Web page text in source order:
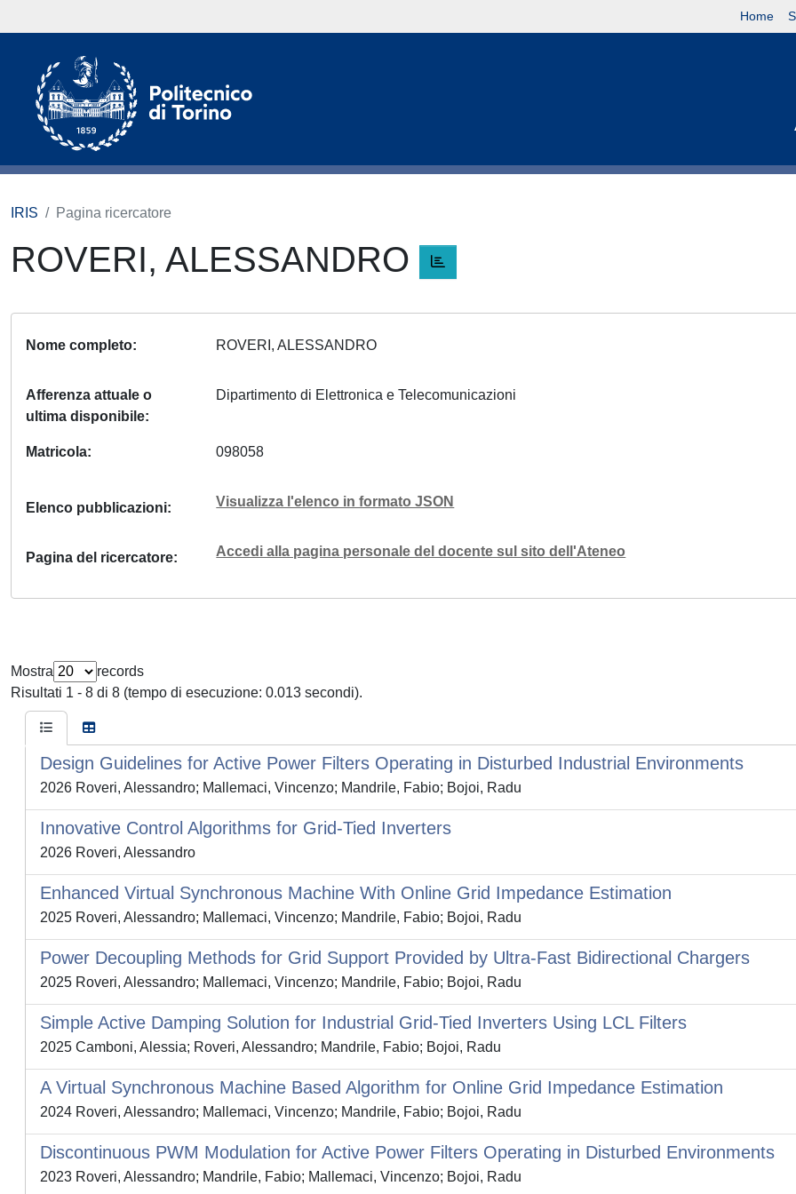
Home
IRIS Pagina ricercatore
ROVERI, ALESSANDRO
Nome completo ROVERI, ALESSANDRO
Afferenza attuale o
ultima disponibile
Dipartimento di Elettronica e Telecomunicazioni
Matricola 098058
Elenco pubblicazioni Visualizza l'elenco in formato JSON
Pagina del ricercatore Accedi alla pagina personale del docente sul sito dell'Ateneo
Mostra
records
Risultati 1 - 8 di 8 (tempo di esecuzione: 0.013 secondi).
Design Guidelines for Active Power Filters Operating in Disturbed Industrial Environments
2026 Roveri, Alessandro; Mallemaci, Vincenzo; Mandrile, Fabio; Bojoi, Radu
Innovative Control Algorithms for Grid-Tied Inverters
2026 Roveri, Alessandro
Enhanced Virtual Synchronous Machine With Online Grid Impedance Estimation
2025 Roveri, Alessandro; Mallemaci, Vincenzo; Mandrile, Fabio; Bojoi, Radu
Power Decoupling Methods for Grid Support Provided by Ultra-Fast Bidirectional Chargers
2025 Roveri, Alessandro; Mallemaci, Vincenzo; Mandrile, Fabio; Bojoi, Radu
Simple Active Damping Solution for Industrial Grid-Tied Inverters Using LCL Filters
2025 Camboni, Alessia; Roveri, Alessandro; Mandrile, Fabio; Bojoi, Radu
A Virtual Synchronous Machine Based Algorithm for Online Grid Impedance Estimation
2024 Roveri, Alessandro; Mallemaci, Vincenzo; Mandrile, Fabio; Bojoi, Radu
Discontinuous PWM Modulation for Active Power Filters Operating in Disturbed Environments
2023 Roveri, Alessandro; Mandrile, Fabio; Mallemaci, Vincenzo; Bojoi, Radu